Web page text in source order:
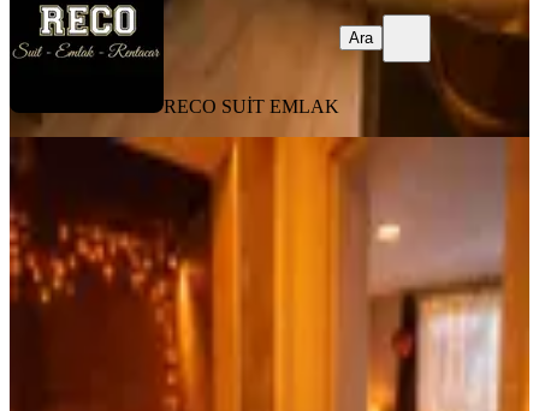
RECO SUİT EMLAK
Ara
Ankara'nın Kalbinde En İşlek
Caddesinde 2 Kişilik Jakuzi - Sınırsız
İnternet - 7/24 Resepsiyon
Ankara, Çankaya
1+1
3.250 ₺